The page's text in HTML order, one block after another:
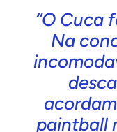
“O Cuca
Na
paintball